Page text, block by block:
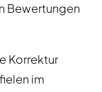
Bewertungen
Korrektur
im